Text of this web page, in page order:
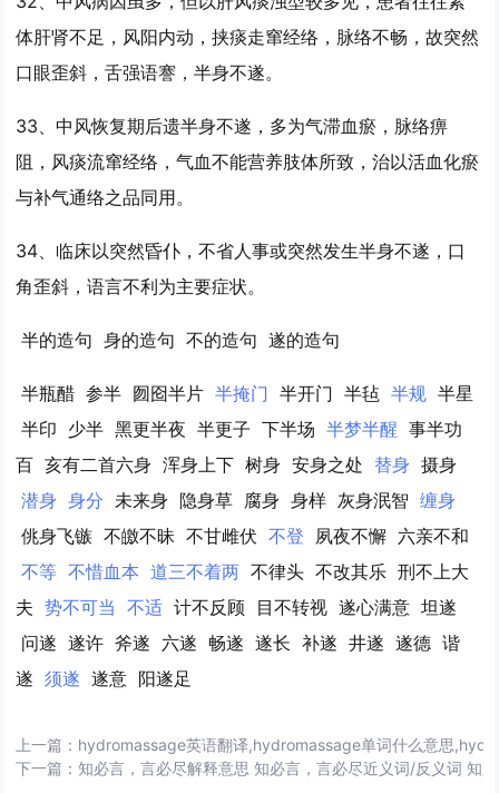
体肝肾不足，风阳内动，挟痰走窜经络，脉络不畅，故突然
口眼歪斜，舌强语謇，半身不遂。
33、中风恢复期后遗半身不遂 ，多为气滞血瘀，脉络痹
阻，风痰流窜经络，气血不能营养肢体所致，治以活血化瘀
与补气通络之品同用。
34、临床以突然昏仆，不省人事或突然发生半身不遂 ，口
角歪斜，语言不利为主要症状。
半的造句 身的造句 不的造句 遂的造句
半瓶醋 参半 囫囵半片 半掩门 半开门 半毡 半规 半星
半印 少半 黑更半夜 半更子 下半场 半梦半醒 事半功
百 亥有二首六身 浑身上下 树身 安身之处 替身 摄身
潜身 身分 未来身 隐身草 腐身 身样 灰身泯智 缠身
佻身飞镞 不皦不昧 不甘雌伏 不登 夙夜不懈 六亲不和
不等 不惜血本 道三不着两 不律头 不改其乐 刑不上大
夫 势不可当 不适 计不反顾 目不转视 遂心满意 坦遂
问遂 遂许 斧遂 六遂 畅遂 遂长 补遂 井遂 遂德 谐
遂 须遂 遂意 阳遂足
上一篇： hydromassage英语翻译,hydromassage单词什么意思
下一篇：知必言，言必尽解释意思 知必言，言必尽近义词/反义词 知